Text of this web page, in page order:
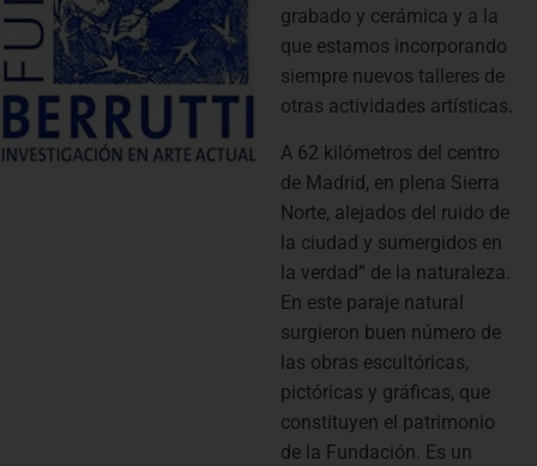
grabado y cerámica y a la
que estamos incorporando
siempre nuevos talleres de
otras actividades artísticas.
A 62 kilómetros del centro
de Madrid, en plena Sierra
Norte, alejados del ruido de
la ciudad y sumergidos en
la verdad” de la naturaleza.
En este paraje natural
surgieron buen número de
las obras escultóricas,
pictóricas y gráficas, que
constituyen el patrimonio
de la Fundación. Es un